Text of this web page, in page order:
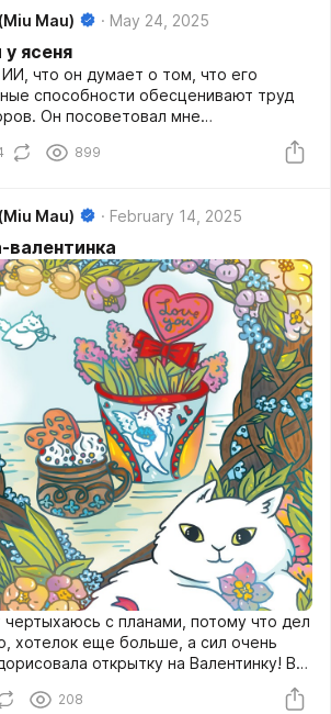
Mau) May 24, 2025
ясеня
что он думает о том, что его
способности обесценивают труд
Он посоветовал мне
движение "художников без ии". Тут
и оформлением.
899
Mau) February 14, 2025
чертыхаюсь с планами, потому что дел
хотелок еще больше, а сил очень
всех, кто отмечает!
208